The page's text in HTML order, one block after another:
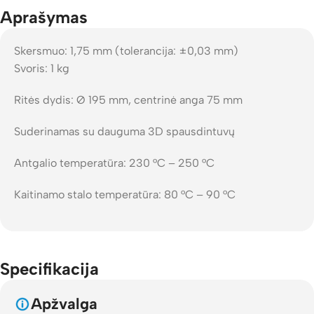
Aprašymas
Skersmuo: 1,75 mm (tolerancija: ±0,03 mm)
Svoris: 1 kg
Ritės dydis: Ø 195 mm, centrinė anga 75 mm
Suderinamas su dauguma 3D spausdintuvų
Antgalio temperatūra: 230 °C – 250 °C
Kaitinamo stalo temperatūra: 80 °C – 90 °C
Specifikacija
Apžvalga